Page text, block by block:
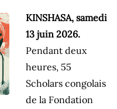
KINSHASA, samedi
13 juin 2026.
Pendant deux
heures, 55
Scholars congolais
de la Fondation